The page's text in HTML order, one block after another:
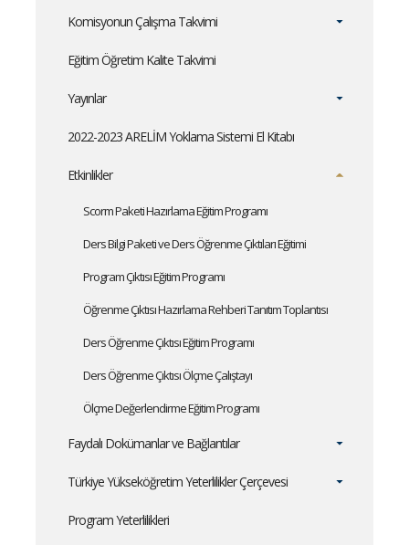
Komisyonun Çalışma Takvimi
Eğitim Öğretim Kalite Takvimi
Yayınlar
2022-2023 ARELİM Yoklama Sistemi El Kitabı
Etkinlikler
Scorm Paketi Hazırlama Eğitim Programı
Ders Bilgi Paketi ve Ders Öğrenme Çıktıları Eğitimi
Program Çıktısı Eğitim Programı
Öğrenme Çıktısı Hazırlama Rehberi Tanıtım Toplantısı
Ders Öğrenme Çıktısı Eğitim Programı
Ders Öğrenme Çıktısı Ölçme Çalıştayı
Ölçme Değerlendirme Eğitim Programı
Faydalı Dokümanlar ve Bağlantılar
Türkiye Yükseköğretim Yeterlilikler Çerçevesi
Program Yeterlilikleri